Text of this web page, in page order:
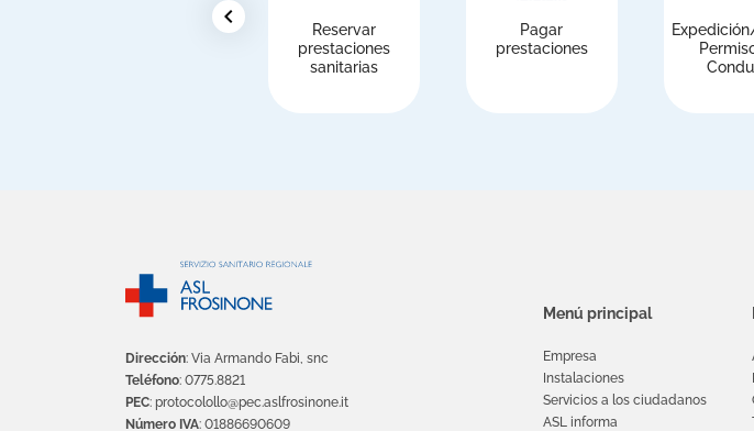
chevron_left
Reservar
prestaciones
sanitarias
Pagar
prestaciones
Dirección: Via Armando Fabi, snc
Teléfono: 0775.8821
PEC: protocolollo@pec.aslfrosinone.it
Número IVA: 01886690609
Menú principal
Empresa
Instalaciones
Servicios a los ciudadanos
ASL informa